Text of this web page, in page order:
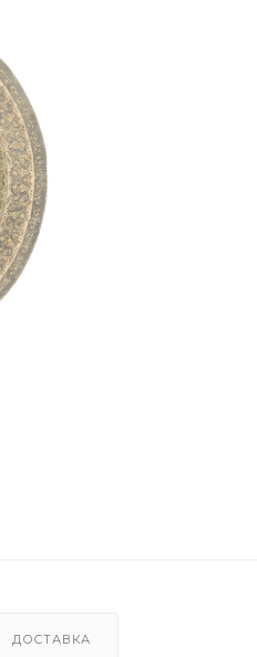
ДОСТАВКА